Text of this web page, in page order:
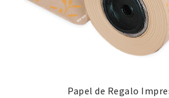
Papel de Regalo